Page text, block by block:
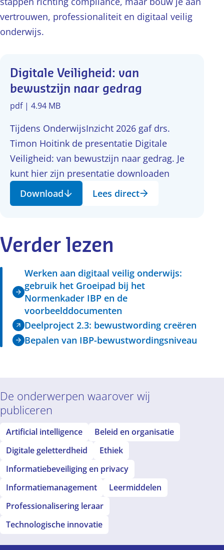
vertrouwen, professionaliteit en digitaal veilig
onderwijs.
Digitale Veiligheid: van
bewustzijn naar gedrag
pdf | 4.94 MB
Tijdens OnderwijsInzicht 2026 gaf drs.
Timon Hoitink de presentatie Digitale
Veiligheid: van bewustzijn naar gedrag. Je
kunt hier zijn presentatie downloaden
Download
Lees direct
Verder lezen
Werken aan digitaal veilig onderwijs:
gebruik het Groeipad bij het
Normenkader IBP en de
voorbeelddocumenten
Deelproject 2.3: bewustwording creëren
Bepalen van IBP-bewustwordingsniveau
De onderwerpen waarover wij
publiceren
Artificial intelligence
Beleid en organisatie
Digitale geletterdheid
Ethiek
Informatiebeveiliging en privacy
Informatiemanagement
Leermiddelen
Professionalisering leraar
Technologische innovatie